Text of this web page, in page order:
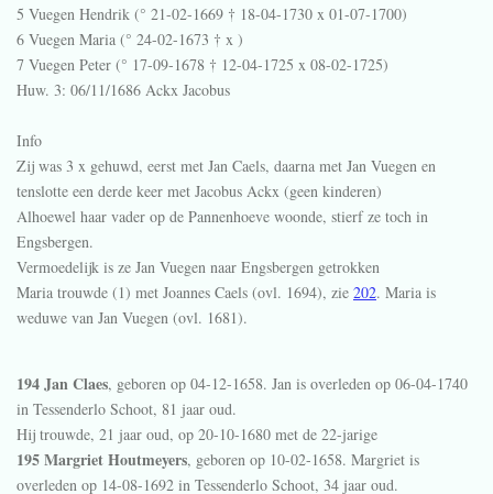
5 Vuegen Hendrik (° 21-02-1669 † 18-04-1730 x 01-07-1700)
6 Vuegen Maria (° 24-02-1673 † x )
7 Vuegen Peter (° 17-09-1678 † 12-04-1725 x 08-02-1725)
Huw. 3: 06/11/1686 Ackx Jacobus
Info
Zij was 3 x gehuwd, eerst met Jan Caels, daarna met Jan Vuegen en
tenslotte een derde keer met Jacobus Ackx (geen kinderen)
Alhoewel haar vader op de Pannenhoeve woonde, stierf ze toch in
Engsbergen.
Vermoedelijk is ze Jan Vuegen naar Engsbergen getrokken
Maria trouwde (1) met Joannes Caels (ovl. 1694), zie 202. Maria is
weduwe van Jan Vuegen (ovl. 1681).
194 Jan Claes, geboren op 04-12-1658. Jan is overleden op 06-04-1740
in Tessenderlo Schoot, 81 jaar oud.
Hij trouwde, 21 jaar oud, op 20-10-1680 met de 22-jarige
195 Margriet Houtmeyers, geboren op 10-02-1658. Margriet is
overleden op 14-08-1692 in Tessenderlo Schoot, 34 jaar oud.